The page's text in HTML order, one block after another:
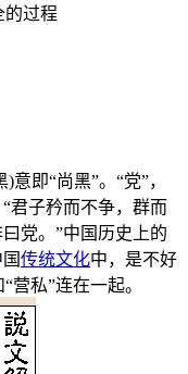
的过程
即“尚黑”。“党”，
君子矜而不争，群而
党。”中国历史上的
传统文化中，是不好
营私”连在一起。